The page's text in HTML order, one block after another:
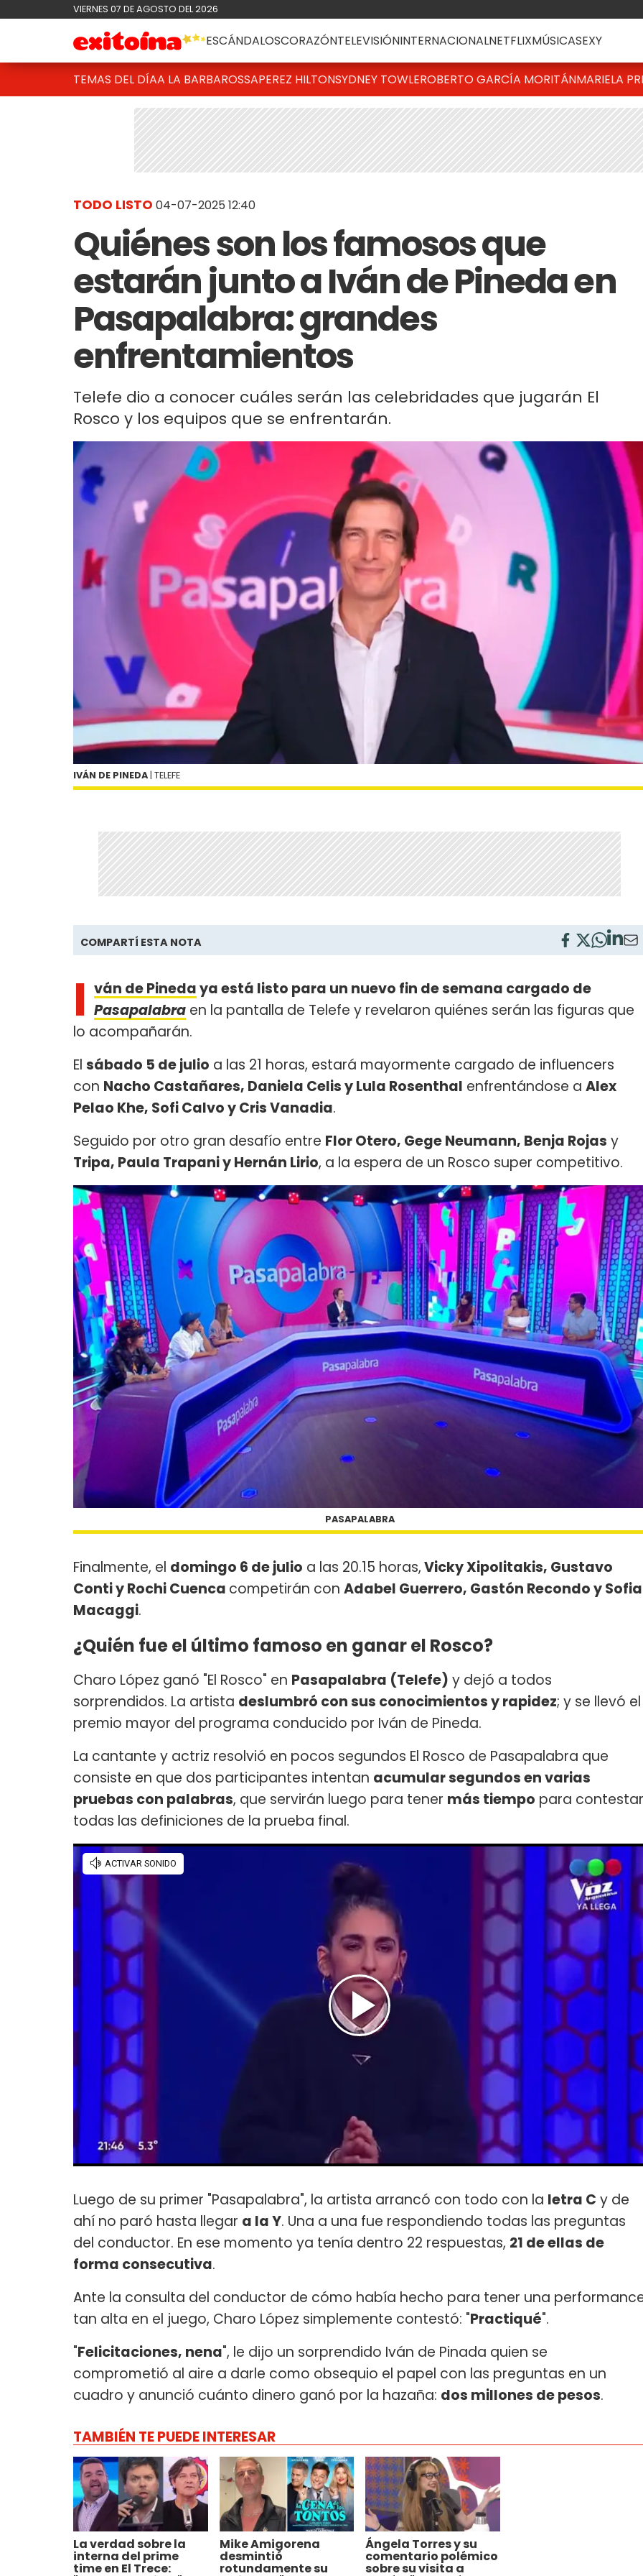
VIERNES 07 DE AGOSTO DEL 2026
ESCÁNDALOSCORAZÓNTELEVISIÓNINTERNACIONALNETFLIXMÚSICASEXY
TEMAS DEL DÍAA LA BARBAROSSAPEREZ HILTONSYDNEY TOWLEROBERTO GARCÍA MORITÁNMARIELA
TODO LISTO 04-07-2025 12:40
Quiénes son los famosos que
estarán junto a Iván de Pineda en
Pasapalabra: grandes
enfrentamientos
Telefe dio a conocer cuáles serán las celebridades que jugarán El
Rosco y los equipos que se enfrentarán.
IVÁN DE PINEDA | TELEFE
COMPARTÍ ESTA NOTA
I ván de Pinedaya está listo para un nuevo fin de semana cargado de
Pasapalabra en la pantalla de Telefe y revelaron quiénes serán las figuras que
lo acompañarán.
El sábado 5 de julio a las 21 horas, estará mayormente cargado de influencers
con Nacho Castañares, Daniela Celis y Lula Rosenthal enfrentándose a Alex
Pelao Khe, Sofi Calvo y Cris Vanadia.
Seguido por otro gran desafío entre Flor Otero, Gege Neumann, Benja Rojas y
Tripa, Paula Trapani y Hernán Lirio, a la espera de un Rosco super competitivo.
PASAPALABRA
Finalmente, el domingo 6 de julio a las 20.15 horas,Vicky Xipolitakis, Gustavo
Conti y Rochi Cuenca competirán con Adabel Guerrero, Gastón Recondo y Sofia
Macaggi.
¿Quién fue el último famoso en ganar el Rosco?
Charo López ganó "El Rosco" en Pasapalabra (Telefe) y dejó a todos
sorprendidos. La artista deslumbró con sus conocimientos y rapidez; y se llevó el
premio mayor del programa conducido por Iván de Pineda.
La cantante y actriz resolvió en pocos segundos El Rosco de Pasapalabra que
consiste en que dos participantes intentan acumular segundos en varias
pruebas con palabras, que servirán luego para tener más tiempo para contestar
todas las definiciones de la prueba final.
Luego de su primer "Pasapalabra", la artista arrancó con todo con la letra C y de
ahí no paró hasta llegar a la Y. Una a una fue respondiendo todas las preguntas
del conductor. En ese momento ya tenía dentro 22 respuestas, 21 de ellas de
forma consecutiva.
Ante la consulta del conductor de cómo había hecho para tener una
tan alta en el juego, Charo López simplemente contestó: "Practiqué".
"Felicitaciones, nena", le dijo un sorprendido Iván de Pinada quien se
comprometió al aire a darle como obsequio el papel con las preguntas en un
cuadro y anunció cuánto dinero ganó por la hazaña: dos millones de pesos.
TAMBIÉN TE PUEDE INTERESAR
La verdad sobre la
interna del prime
time en El Trece:
Mike Amigorena
desmintió
rotundamente su
Ángela Torres y su
comentario polémico
sobre su visita a